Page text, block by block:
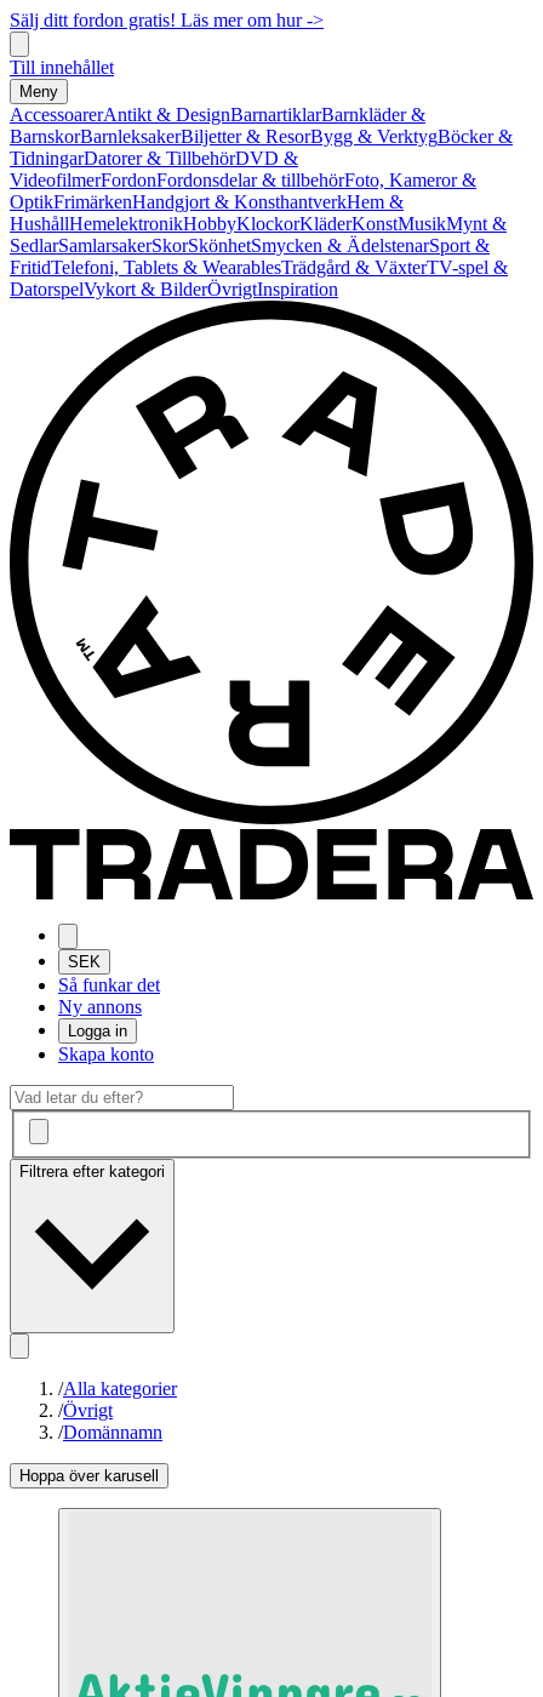
Sälj ditt fordon gratis! Läs mer om hur ->
Till innehållet
Meny
AccessoarerAntikt & DesignBarnartiklarBarnkläder &
BarnskorBarnleksakerBiljetter & ResorBygg & VerktygBöcker &
TidningarDatorer & TillbehörDVD &
VideofilmerFordonFordonsdelar & tillbehörFoto, Kameror &
OptikFrimärkenHandgjort & KonsthantverkHem &
HushållHemelektronikHobbyKlockorKläderKonstMusikMynt &
SedlarSamlarsakerSkorSkönhetSmycken & ÄdelstenarSport &
FritidTelefoni, Tablets & WearablesTrädgård & VäxterTV-spel &
DatorspelVykort & BilderÖvrigtInspiration
SEK
Så funkar det
Ny annons
Logga in
Skapa konto
Filtrera efter kategori
/Alla kategorier
/Övrigt
/Domännamn
Hoppa över karusell